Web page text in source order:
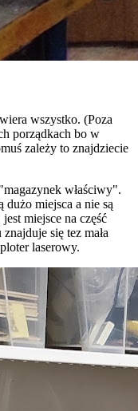
wszystko. (Poza
porządkach bo w
zależy to znajdziecie
właściwy".
dużo miejsca a nie są
miejsce na część
się tez mała
laserowy.